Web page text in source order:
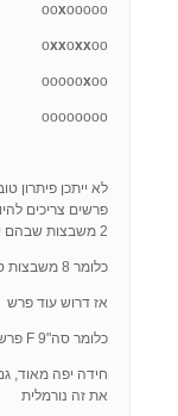
ooxooooo
oxxoxxoo
oooooxoo
oooooooo
לא ייתכן פיתרון
פרשים צריכים
2 משבצות שבהם יכלו לתקוף
כלומר 8 משבצות סה"F
אז דרוש עוד פרש
כלומר סה"F 9 פרשים
חידה יפה מאוד,
את זה נורמלית